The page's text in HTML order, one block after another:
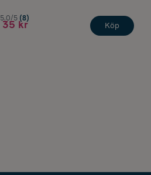
5.0/5 (8)
35 kr Köp